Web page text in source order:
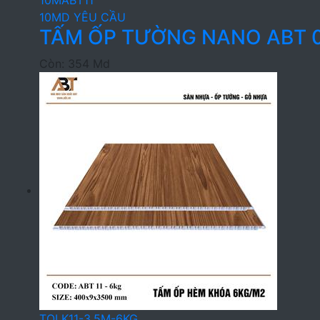
10MD YÊU CẦU
TẤM ỐP TƯỜNG NANO ABT
Còn: 354 Md